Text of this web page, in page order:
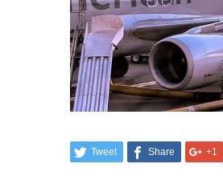
Tweet Share +1